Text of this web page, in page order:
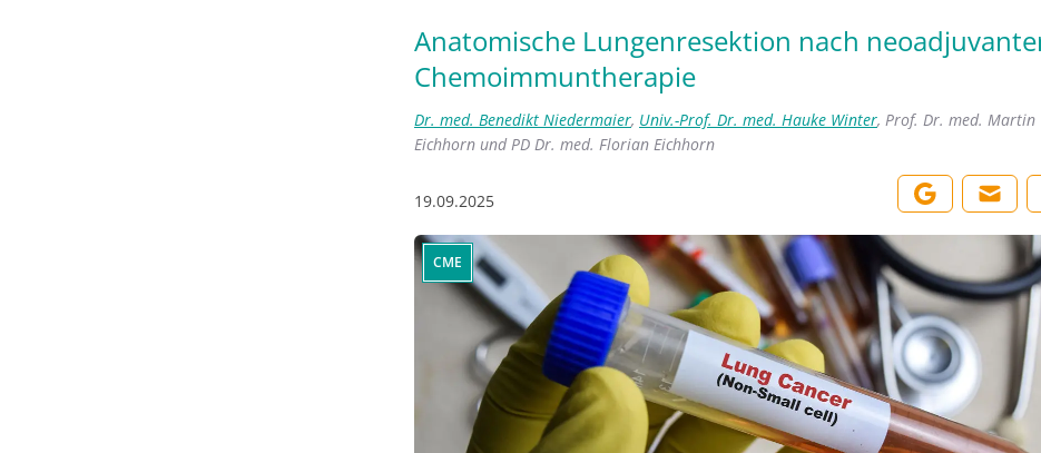
Anatomische Lungenresektion nach
Chemoimmuntherapie
Dr. med. Benedikt Niedermaier, Univ.-Prof. Dr. med. Hauke Winter, Prof. Dr. med. Martin
Eichhorn undPD Dr. med. Florian Eichhorn
19.09.2025
CME